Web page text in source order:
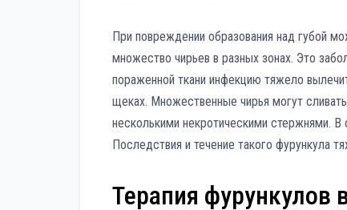
При повреждении образования над губой
множество чирьев в разных зонах. Это
пораженной ткани инфекцию тяжело
щеках. Множественные чирья могут
несколькими некротическими стержнями.
Последствия и течение такого фурункула
Терапия фурункулов